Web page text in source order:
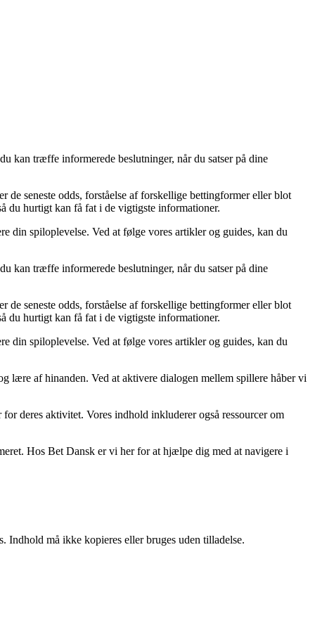
kan træffe informerede beslutninger, når du satser på dine
de seneste odds, forståelse af forskellige bettingformer eller blot
du hurtigt kan få fat i de vigtigste informationer.
din spiloplevelse. Ved at følge vores artikler og guides, kan du
kan træffe informerede beslutninger, når du satser på dine
de seneste odds, forståelse af forskellige bettingformer eller blot
du hurtigt kan få fat i de vigtigste informationer.
din spiloplevelse. Ved at følge vores artikler og guides, kan du
lære af hinanden. Ved at aktivere dialogen mellem spillere håber vi
deres aktivitet. Vores indhold inkluderer også ressourcer om
Hos Bet Dansk er vi her for at hjælpe dig med at navigere i
må ikke kopieres eller bruges uden tilladelse.